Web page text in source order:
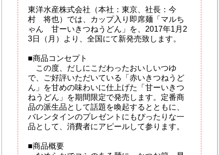
東洋水産株式会社（本社：東京、社長：今
村 将也）では、カップ入り即席麺「マルち
ゃん 甘ーいきつねうどん」を、2017年1月2
3日（月）より、全国にて新発売致します。
■商品コンセプト
この度、だしにこだわったおいしいつゆ
で、ご好評いただいている「赤いきつねうど
ん」を甘めの味わいに仕上げた「甘ーいきつ
ねうどん」を期間限定で発売します。定番商
品の派生品として話題を喚起するとともに、
バレンタインのプレゼントにもぴったりな一
品として、消費者にアピールして参ります。
■商品概要